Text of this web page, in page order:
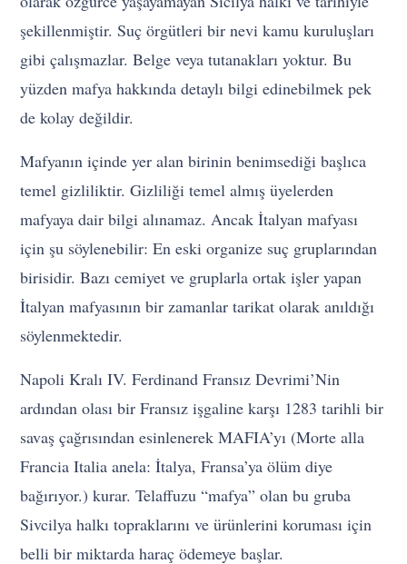
şekillenmiştir. Suç örgütleri bir nevi kamu kuruluşları
gibi çalışmazlar. Belge veya tutanakları yoktur. Bu
yüzden mafya hakkında detaylı bilgi edinebilmek pek
de kolay değildir.
Mafyanın içinde yer alan birinin benimsediği başlıca
temel gizliliktir. Gizliliği temel almış üyelerden
mafyaya dair bilgi alınamaz. Ancak İtalyan mafyası
için şu söylenebilir: En eski organize suç gruplarından
birisidir. Bazı cemiyet ve gruplarla ortak işler yapan
İtalyan mafyasının bir zamanlar tarikat olarak anıldığı
söylenmektedir.
Napoli Kralı IV. Ferdinand Fransız Devrimi’Nin
ardından olası bir Fransız işgaline karşı 1283 tarihli bir
savaş çağrısından esinlenerek MAFIA’yı (Morte alla
Francia Italia anela: İtalya, Fransa’ya ölüm diye
bağırıyor.) kurar. Telaffuzu “mafya” olan bu gruba
Sivcilya halkı topraklarını ve ürünlerini koruması için
belli bir miktarda haraç ödemeye başlar.